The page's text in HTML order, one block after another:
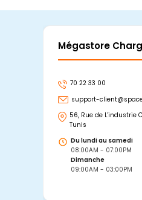
Mégastore
70 22 33 00
support-
56, Rue de L'industrie
Tunis
Du lundi au samedi
08:00AM - 07:00PM
Dimanche
09:00AM - 03:00PM